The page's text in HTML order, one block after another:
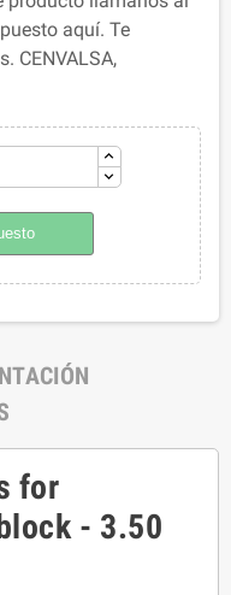
aquí. Te
CENVALSA,
for
- 3.50